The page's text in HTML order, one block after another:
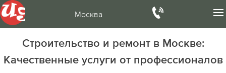
Москва
Строительство и ремонт в Москве:
Качественные услуги от профессионалов